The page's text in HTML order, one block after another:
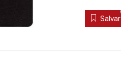
Salvar